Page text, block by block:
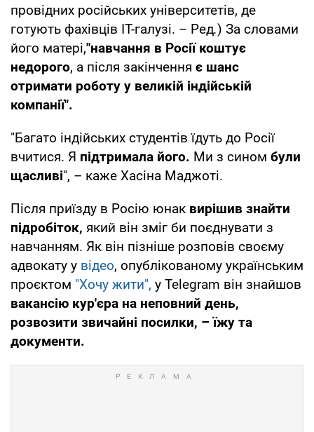
провідних російських університетів, де
готують фахівців IT-галузі. – Ред.) За словами
його матері,"навчання в Росії коштує
недорого, а після закінчення є шанс
отримати роботу у великій індійській
компанії".
"Багато індійських студентів їдуть до Росії
вчитися. Я підтримала його. Ми з сином були
щасливі", – каже Хасіна Маджоті.
Після приїзду в Росію юнак вирішив знайти
підробіток, який він зміг би поєднувати з
навчанням. Як він пізніше розповів своєму
адвокату у відео, опублікованому українським
проєктом "Хочу жити", у Telegram він знайшов
вакансію кур'єра на неповний день,
розвозити звичайні посилки, – їжу та
документи.